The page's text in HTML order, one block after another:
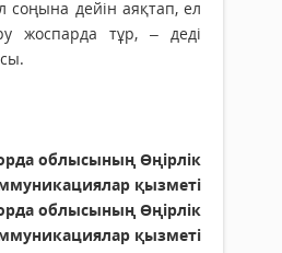
дейін аяқтап, ел
жоспарда тұр, – деді
облысының Өңірлік
қызметі
облысының Өңірлік
қызметі